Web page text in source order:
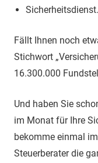
Fällt Ihnen noch
Stichwort
16.300.000
Und haben Sie
im Monat für Ihre
bekomme einmal
Steuerberater die